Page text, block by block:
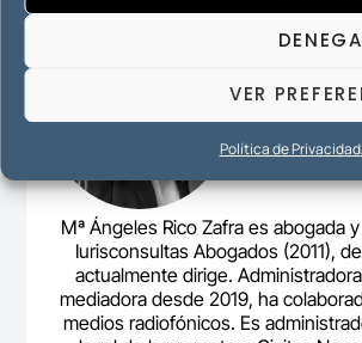
VER
Política de Privacidad
Mª Ángeles Rico Zafra es abogada
Iurisconsultas Abogados (2011),
actualmente dirige.
mediadora desde 2019, ha
medios radiofónicos. Es